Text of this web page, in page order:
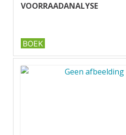
VOORRAADANALYSE
✔ Niveau MBO 3-4
✔ Full colour
BOEK